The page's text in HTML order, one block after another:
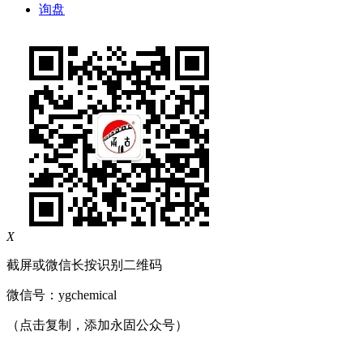
询盘
X
截屏或微信长按识别二维码
微信号： ygchemical
（点击复制，添加永固公众号）